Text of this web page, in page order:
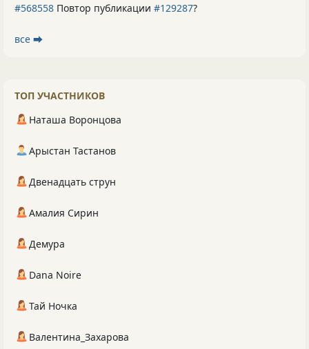
#568558 Повтор публикации #129287?
все ⮕
ТОП УЧАСТНИКОВ
Наташа Воронцова
Арыстан Тастанов
Двенадцать струн
Амалия Сирин
Демура
Dana Noire
Тай Ночка
Валентина_Захарова